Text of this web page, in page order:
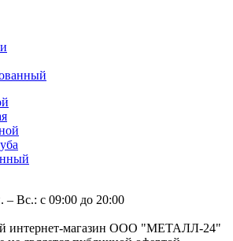
– Вс.: с 09:00 до 20:00
интернет-магазин ООО "МЕТАЛЛ-24"